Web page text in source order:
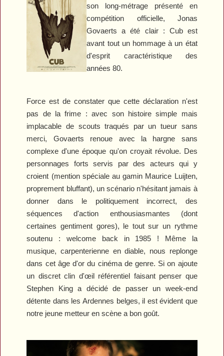
son long-métrage présenté en
compétition officielle, Jonas
Govaerts a été clair : Cubest
avant tout un hommage à un état
d'esprit caractéristique des
années 80.
Force est de constater que cette déclaration n'est
pas de la frime : avec son histoire simple mais
implacable de scouts traqués par un tueur sans
merci, Govaerts renoue avec la hargne sans
complexe d'une époque qu'on croyait révolue. Des
personnages forts servis par des acteurs qui y
croient (mention spéciale au gamin Maurice Luijten,
proprement bluffant), un scénario n'hésitant jamais à
donner dans le politiquement incorrect, des
séquences d'action enthousiasmantes (dont
certaines gentiment gores), le tout sur un rythme
soutenu : welcome back in 1985 ! Même la
musique, carpenterienne en diable, nous replonge
dans cet âge d'or du cinéma de genre. Si on ajoute
un discret clin d'œil référentiel faisant penser que
Stephen King a décidé de passer un week-end
détente dans les Ardennes belges, il est évident que
notre jeune metteur en scène a bon goût.